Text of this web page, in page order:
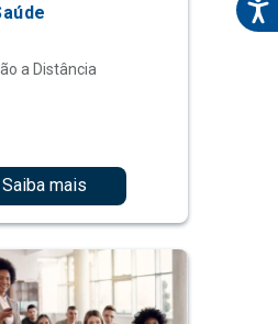
a Distância
Saiba mais